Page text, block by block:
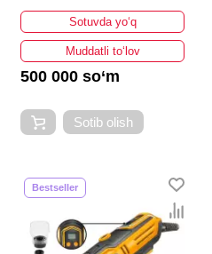
CDLI200518
Sotuvda yo‘q
Muddatli to‘lov
500 000 so‘m
Sotib olish
Bestseller